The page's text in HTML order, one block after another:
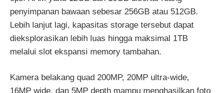
penyimpanan bawaan sebesar 256GB atau 512GB.
Lebih lanjut lagi, kapasitas storage tersebut dapat
dieksplorasikan lebih luas hingga maksimal 1TB
melalui slot ekspansi memory tambahan.
Kamera belakang quad 200MP, 20MP ultra-wide,
16MP wide, dan 5MP depth mampu menghasilkan foto